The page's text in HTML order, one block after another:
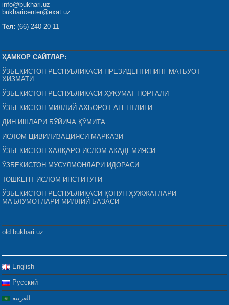
info@bukhari.uz
bukharicenter@exat.uz
Тел: (66) 240-20-11
ҲАМКОР САЙТЛАР:
ЎЗБЕКИСТОН РЕСПУБЛИКАСИ ПРЕЗИДЕНТИНИНГ МАТБУОТ
ХИЗМАТИ
ЎЗБЕКИСТОН РЕСПУБЛИКАСИ ҲУКУМАТ ПОРТАЛИ
ЎЗБЕКИСТОН МИЛЛИЙ АХБОРОТ АГЕНТЛИГИ
ДИН ИШЛАРИ БЎЙИЧА ҚЎМИТА
ИСЛОМ ЦИВИЛИЗАЦИЯСИ МАРКАЗИ
ЎЗБЕКИСТОН ХАЛҚАРО ИСЛОМ АКАДЕМИЯСИ
ЎЗБЕКИСТОН МУСУЛМОНЛАРИ ИДОРАСИ
ТОШКЕНТ ИСЛОМ ИНСТИТУТИ
ЎЗБЕКИСТОН РЕСПУБЛИКАСИ ҚОНУН ҲУЖЖАТЛАРИ
МАЪЛУМОТЛАРИ МИЛЛИЙ БАЗАСИ
old.bukhari.uz
English
Русский
العربية